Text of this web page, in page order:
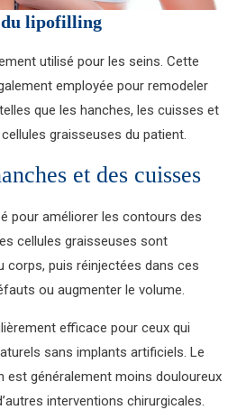
du lipofilling
utilisé pour les seins. Cette
employée pour remodeler
que les hanches, les cuisses et
graisseuses du patient.
et des cuisses
pour améliorer les contours des
cellules graisseuses sont
corps, puis réinjectées dans ces
ou augmenter le volume.
efficace pour ceux qui
sans implants artificiels. Le
est généralement moins douloureux
interventions chirurgicales.